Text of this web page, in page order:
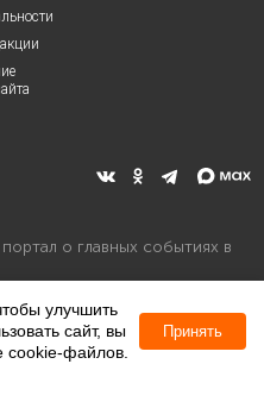
о главных событиях в
улучшить
сайт, вы
cookie-файлов.
Принять